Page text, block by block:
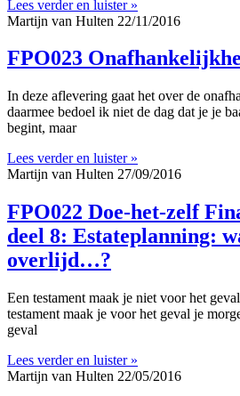
Lees verder en luister »
Martijn van Hulten 22/11/2016
FPO023
In deze aflevering gaat het over de
daarmee bedoel ik niet de dag dat je je
begint, maar
Lees verder en luister »
Martijn van Hulten 27/09/2016
FPO022 Doe-het-zelf
deel 8: Estateplanning:
overlijd…?
Een testament maak je niet voor het
testament maak je voor het geval je
geval
Lees verder en luister »
Martijn van Hulten 22/05/2016